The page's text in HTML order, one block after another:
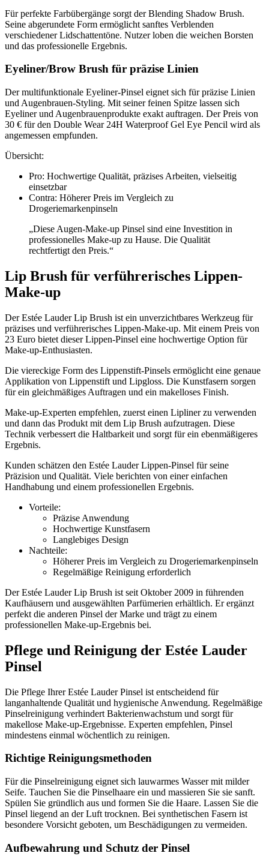
Für perfekte Farbübergänge sorgt der Blending Shadow Brush.
Seine abgerundete Form ermöglicht sanftes Verblenden
verschiedener Lidschattentöne. Nutzer loben die weichen Borsten
und das professionelle Ergebnis.
Eyeliner/Brow Brush für präzise Linien
Der multifunktionale Eyeliner-Pinsel eignet sich für präzise Linien
und Augenbrauen-Styling. Mit seiner feinen Spitze lassen sich
Eyeliner und Augenbrauenprodukte exakt auftragen. Der Preis von
30 € für den Double Wear 24H Waterproof Gel Eye Pencil wird als
angemessen empfunden.
Übersicht:
Pro: Hochwertige Qualität, präzises Arbeiten, vielseitig
einsetzbar
Contra: Höherer Preis im Vergleich zu
Drogeriemarkenpinseln
„Diese Augen-Make-up Pinsel sind eine Investition in
professionelles Make-up zu Hause. Die Qualität
rechtfertigt den Preis.“
Lip Brush für verführerisches Lippen-
Make-up
Der Estée Lauder Lip Brush ist ein unverzichtbares Werkzeug für
präzises und verführerisches Lippen-Make-up. Mit einem Preis von
23 Euro bietet dieser Lippen-Pinsel eine hochwertige Option für
Make-up-Enthusiasten.
Die viereckige Form des Lippenstift-Pinsels ermöglicht eine genaue
Applikation von Lippenstift und Lipgloss. Die Kunstfasern sorgen
für ein gleichmäßiges Auftragen und ein makelloses Finish.
Make-up-Experten empfehlen, zuerst einen Lipliner zu verwenden
und dann das Produkt mit dem Lip Brush aufzutragen. Diese
Technik verbessert die Haltbarkeit und sorgt für ein ebenmäßigeres
Ergebnis.
Kunden schätzen den Estée Lauder Lippen-Pinsel für seine
Präzision und Qualität. Viele berichten von einer einfachen
Handhabung und einem professionellen Ergebnis.
Vorteile:
Präzise Anwendung
Hochwertige Kunstfasern
Langlebiges Design
Nachteile:
Höherer Preis im Vergleich zu Drogeriemarkenpinseln
Regelmäßige Reinigung erforderlich
Der Estée Lauder Lip Brush ist seit Oktober 2009 in führenden
Kaufhäusern und ausgewählten Parfümerien erhältlich. Er ergänzt
perfekt die anderen Pinsel der Marke und trägt zu einem
professionellen Make-up-Ergebnis bei.
Pflege und Reinigung der Estée Lauder
Pinsel
Die Pflege Ihrer Estée Lauder Pinsel ist entscheidend für
langanhaltende Qualität und hygienische Anwendung. Regelmäßige
Pinselreinigung verhindert Bakterienwachstum und sorgt für
makellose Make-up-Ergebnisse. Experten empfehlen, Pinsel
mindestens einmal wöchentlich zu reinigen.
Richtige Reinigungsmethoden
Für die Pinselreinigung eignet sich lauwarmes Wasser mit milder
Seife. Tauchen Sie die Pinselhaare ein und massieren Sie sie sanft.
Spülen Sie gründlich aus und formen Sie die Haare. Lassen Sie die
Pinsel liegend an der Luft trocknen. Bei synthetischen Fasern ist
besondere Vorsicht geboten, um Beschädigungen zu vermeiden.
Aufbewahrung und Schutz der Pinsel